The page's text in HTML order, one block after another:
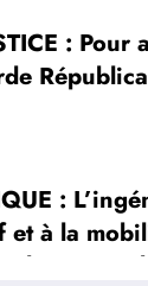
:
:
et à la
autour